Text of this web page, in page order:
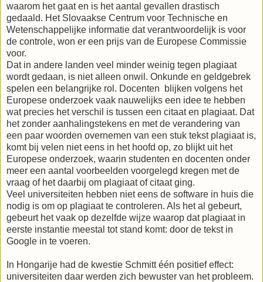
waarom het gaat en is het aantal gevallen drastisch
gedaald. Het Slovaakse Centrum voor Technische en
Wetenschappelijke informatie dat verantwoordelijk is voor
de controle, won er een prijs van de Europese Commissie
voor.
Dat in andere landen veel minder weinig tegen plagiaat
wordt gedaan, is niet alleen onwil. Onkunde en geldgebrek
spelen een belangrijke rol. Docenten blijken volgens het
Europese onderzoek vaak nauwelijks een idee te hebben
wat precies het verschil is tussen een citaat en plagiaat. Dat
het zonder aanhalingstekens en met de verandering van
een paar woorden overnemen van een stuk tekst plagiaat is,
komt bij velen niet eens in het hoofd op, zo blijkt uit het
Europese onderzoek, waarin studenten en docenten onder
meer een aantal voorbeelden voorgelegd kregen met de
vraag of het daarbij om plagiaat of citaat ging.
Veel universiteiten hebben niet eens de software in huis die
nodig is om op plagiaat te controleren. Als het al gebeurt,
gebeurt het vaak op dezelfde wijze waarop dat plagiaat in
eerste instantie meestal tot stand komt: door de tekst in
Google in te voeren.
In Hongarije had de kwestie Schmitt één positief effect:
universiteiten daar werden zich bewuster van het probleem.